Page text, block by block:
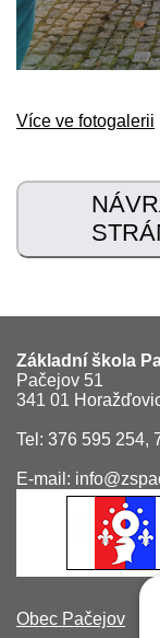
Více ve fotogalerii
Základní škola
Pačejov 51
341 01
Tel: 376 595 254,
E-mail:
Obec Pačejov